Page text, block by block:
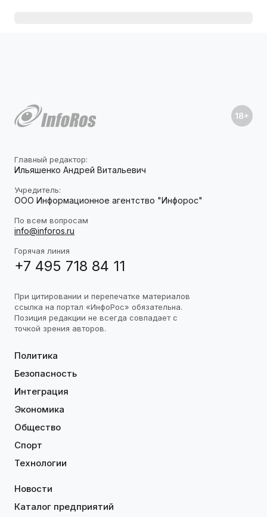
Главный редактор:
Ильяшенко Андрей Витальевич
Учредитель:
ООО Информационное агентство "Инфорос"
По всем вопросам
info@inforos.ru
Горячая линия
+7 495 718 84 11
При цитировании и перепечатке материалов
ссылка на портал «ИнфоРос» обязательна.
Позиция редакции не всегда совпадает с
точкой зрения авторов.
Политика
Безопасность
Интеграция
Экономика
Общество
Спорт
Технологии
Новости
Каталог предприятий